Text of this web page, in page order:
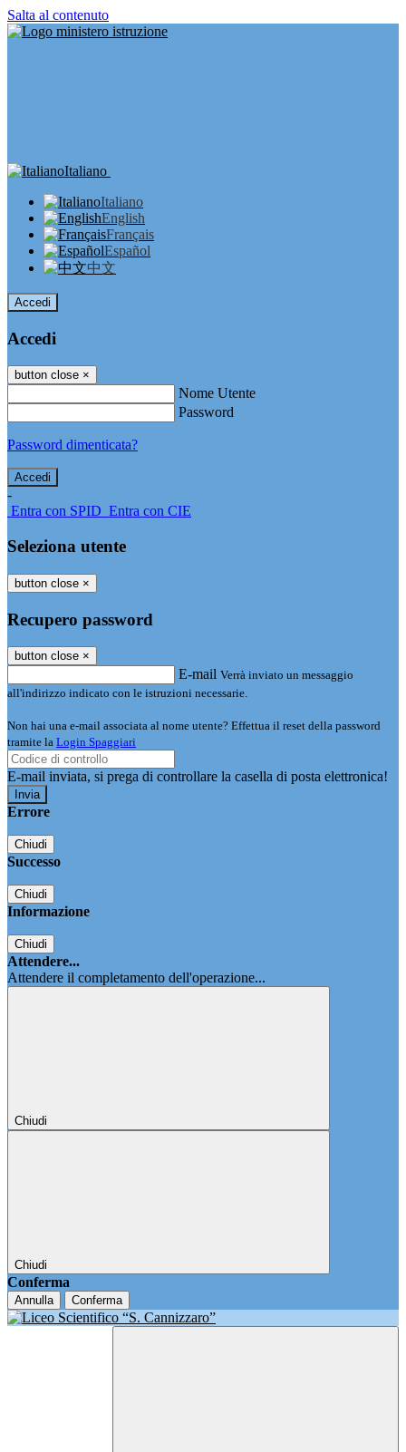
Salta al contenuto
Italiano
Italiano
English
Français
Español
中文
Accedi
Accedi
button close ×
Nome Utente
Password
Password dimenticata?
-
Entra con SPID Entra con CIE
Seleziona utente
button close ×
Recupero password
button close ×
E-mail Verrà inviato un messaggio
all'indirizzo indicato con le istruzioni necessarie.
Non hai una e-mail associata al nome utente? Effettua il reset della password
tramite la Login Spaggiari
E-mail inviata, si prega di controllare la casella di posta elettronica!
Errore
Chiudi
Successo
Chiudi
Informazione
Chiudi
Attendere...
Attendere il completamento dell'operazione...
Chiudi
Chiudi
Conferma
Annulla Conferma